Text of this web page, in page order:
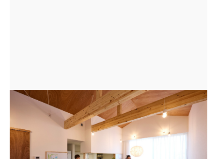
「掃き出し窓」を「腰窓」として使用した 北側の大きな
窓。 自然光を最大限に空間に取り込んでくれる